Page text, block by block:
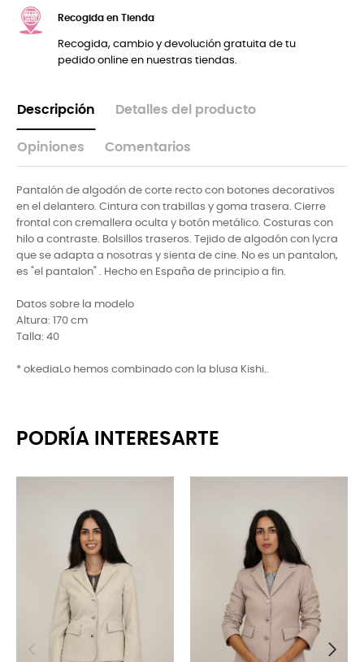
Recogida en Tienda
Recogida, cambio y devolución gratuita de tu
pedido online en nuestras tiendas.
Descripción Detalles del producto
Opiniones Comentarios
Pantalón de algodón de corte recto con botones decorativos
en el delantero. Cintura con trabillas y goma trasera. Cierre
frontal con cremallera oculta y botón metálico. Costuras con
hilo a contraste. Bolsillos traseros. Tejido de algodón con lycra
que se adapta a nosotras y sienta de cine. No es un pantalon,
es "el pantalon" . Hecho en España de principio a fin.
Datos sobre la modelo
Altura: 170 cm
Talla: 40
* okediaLo hemos combinado con la blusa Kishi..
PODRÍA INTERESARTE